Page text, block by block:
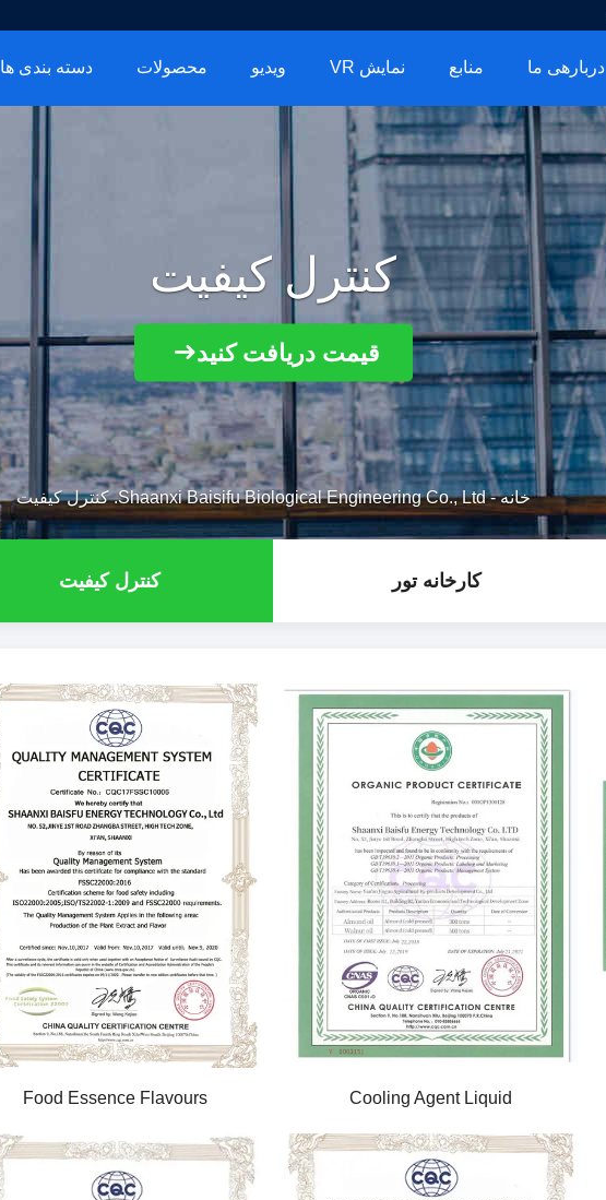
دسته بندی ها محصولات ویدیو نمایش VR منابع دربارهی ما
کنترل کیفیت
قیمت دریافت کنید
خانه-Shaanxi Baisifu Biological Engineering Co., Ltd. کنترل کیفیت
کارخانه تور کنترل کیفیت
Food Essence Flavours Cooling Agent Liquid